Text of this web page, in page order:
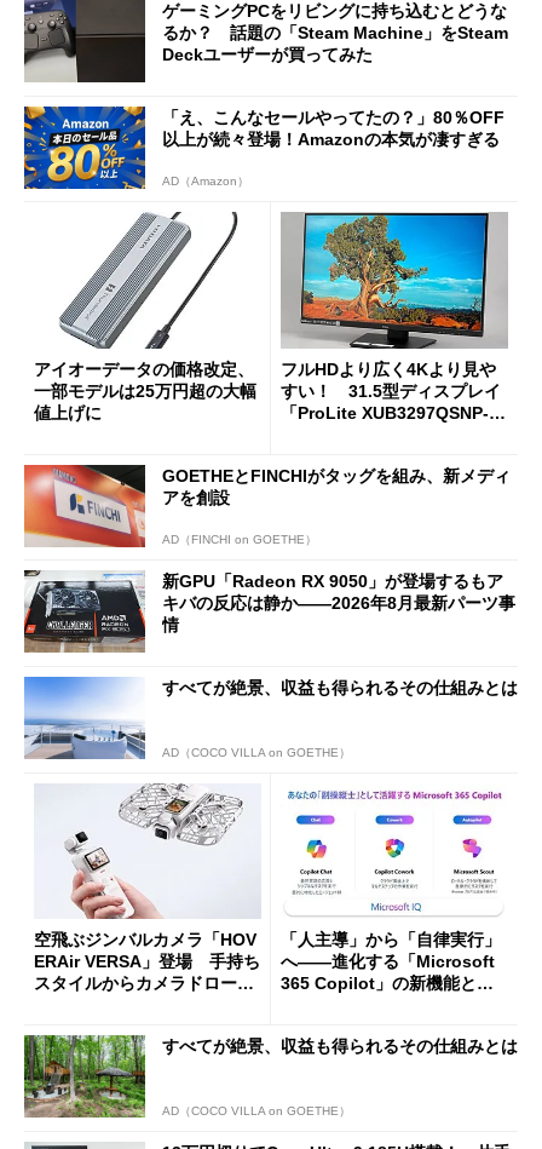
ゲーミングPCをリビングに持ち込むとどうな
るか？ 話題の「Steam Machine」をSteam
Deckユーザーが買ってみた
「え、こんなセールやってたの？」80％OFF
以上が続々登場！Amazonの本気が凄すぎる
AD（Amazon）
アイオーデータの価格改定、
一部モデルは25万円超の大幅
値上げに
フルHDより広く4Kより見や
すい！ 31.5型ディスプレイ
「ProLite XUB3297QSNP-B
GOETHEとFINCHIがタッグを組み、新メディ
アを創設
AD（FINCHI on GOETHE）
新GPU「Radeon RX 9050」が登場するもア
キバの反応は静か――2026年8月最新パーツ事
情
すべてが絶景、収益も得られるその仕組みとは
AD（COCO VILLA on GOETHE）
空飛ぶジンバルカメラ「HOV
ERAir VERSA」登場 手持ち
スタイルからカメラドローン
「人主導」から「自律実行」
へ――進化する「Microsoft
365 Copilot」の新機能とエ
すべてが絶景、収益も得られるその仕組みとは
AD（COCO VILLA on GOETHE）